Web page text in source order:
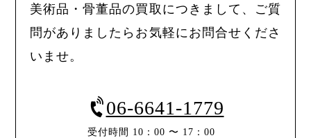
美術品・骨董品の買取につきまして、ご質
問がありましたらお気軽にお問合せくださ
いませ。
06-6641-1779
受付時間 10：00 〜 17：00